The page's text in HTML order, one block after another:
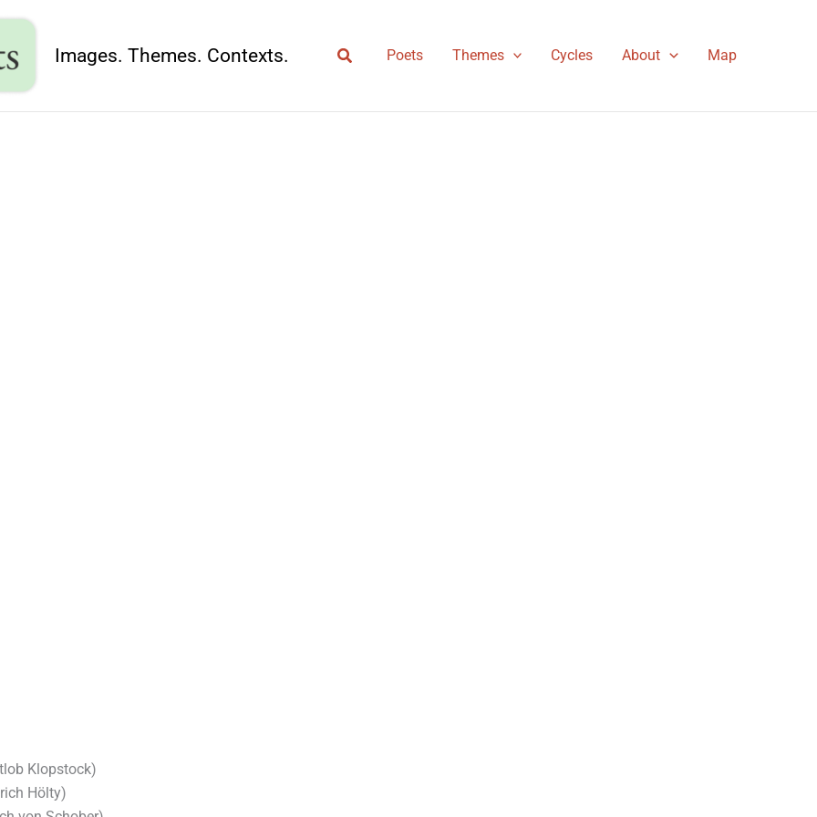
Images. Themes. Contexts. Search Poets Themes Cycles About Map
Klopstock)
Hölty)